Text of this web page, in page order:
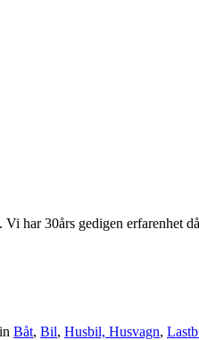
har 30års gedigen erfarenhet
Båt, Bil, Husbil, Husvagn,